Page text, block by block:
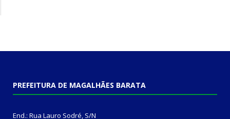
PREFEITURA DE MAGALHÃES BARATA
End.: Rua Lauro Sodré, S/N